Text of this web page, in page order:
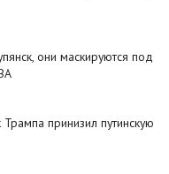
они маскируются под
принизил путинскую